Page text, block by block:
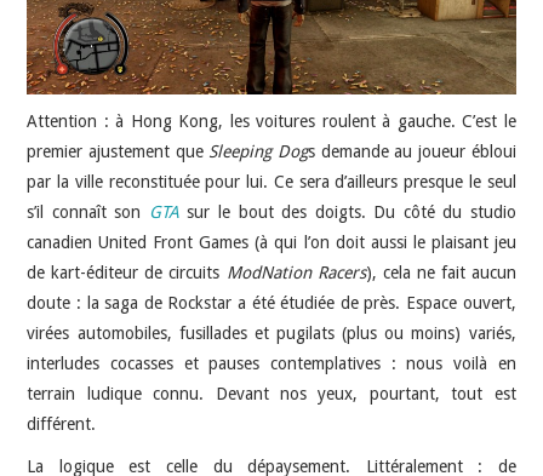
AUTRES
SOMMAIRE
A PROPOS
Attention : à Hong Kong, les voitures roulent à gauche. C’est le
premier ajustement que Sleeping Dogs demande au joueur ébloui
par la ville reconstituée pour lui. Ce sera d’ailleurs presque le seul
s’il connaît son GTAsur le bout des doigts. Du côté du studio
canadien United Front Games (à qui l’on doit aussi le plaisant jeu
de kart-éditeur de circuits ModNation Racers), cela ne fait aucun
doute : la saga de Rockstar a été étudiée de près. Espace ouvert,
virées automobiles, fusillades et pugilats (plus ou moins) variés,
interludes cocasses et pauses contemplatives : nous voilà en
terrain ludique connu. Devant nos yeux, pourtant, tout est
différent.
La logique est celle du dépaysement. Littéralement : de